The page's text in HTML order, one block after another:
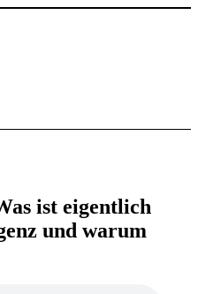
ist eigentlich
und warum